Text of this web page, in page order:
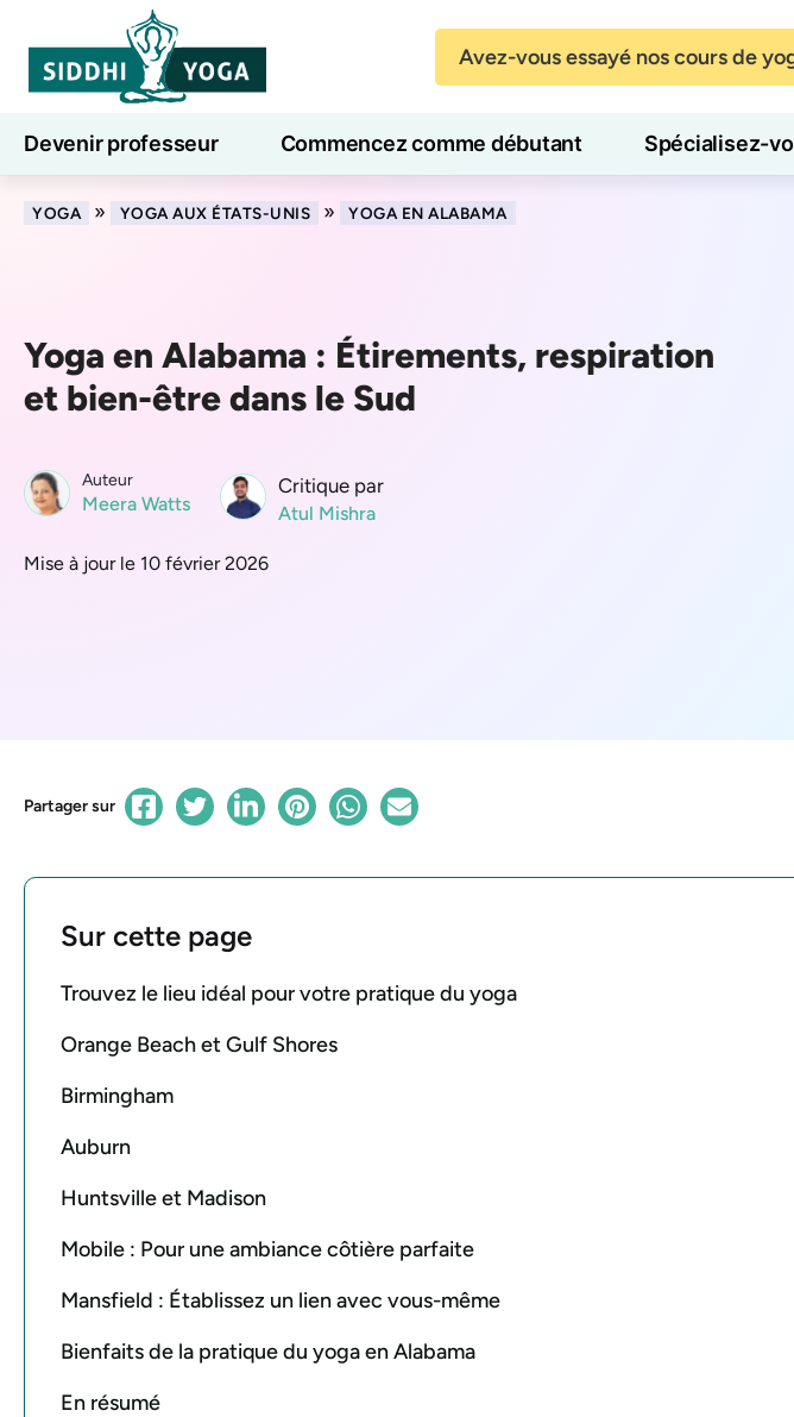
Avez-vous essayé nos cours de
Devenir professeur Commencez comme débutant Spécialisez-
Cours de yoga en ligne 7 jours de bien-être
YOGA » YOGA AUX ÉTATS-UNIS » YOGA EN ALABAMA
Yoga en Alabama : Étirements, respiration
et bien-être dans le Sud
Auteur
Meera Watts
Critique par
Atul Mishra
Mise à jour le 10 février 2026
Partager sur
Sur cette page
Trouvez le lieu idéal pour votre pratique du yoga
Orange Beach et Gulf Shores
Birmingham
Auburn
Huntsville et Madison
Mobile : Pour une ambiance côtière parfaite
Mansfield : Établissez un lien avec vous-même
Bienfaits de la pratique du yoga en Alabama
En résumé